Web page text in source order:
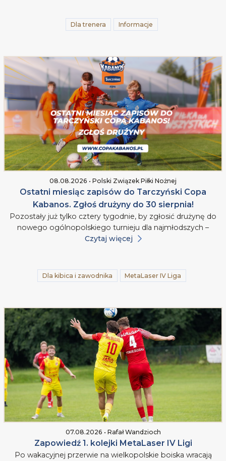
Dla trenera Informacje
08.08.2026 • Polski Związek Piłki Nożnej
Ostatni miesiąc zapisów do Tarczyński Copa
Kabanos. Zgłoś drużyny do 30 sierpnia!
Pozostały już tylko cztery tygodnie, by zgłosić drużynę do
nowego ogólnopolskiego turnieju dla najmłodszych –
Czytaj więcej
Dla kibica i zawodnika MetaLaser IV Liga
07.08.2026 • Rafał Wandzioch
Zapowiedź 1. kolejki MetaLaser IV Ligi
Po wakacyjnej przerwie na wielkopolskie boiska wracają